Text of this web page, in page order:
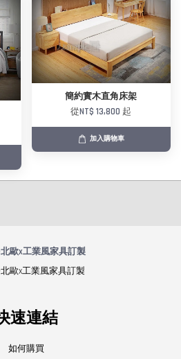
簡約實木直角床架
從NT$ 13,800起
加入購物車
歐x工業風家具訂製
歐x工業風家具訂製
速連結
如何購買